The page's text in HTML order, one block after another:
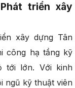
triển xây
xây dựng Tân
công hạ tầng kỹ
tới lớn. Với kinh
ngũ kỹ thuật viên